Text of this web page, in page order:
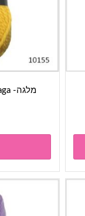
מלגה- Malaga- גוון 918- צהוב